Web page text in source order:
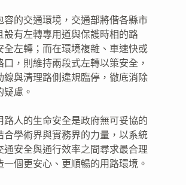
容的交通環境，交通部將偕各縣市
設有左轉專用道與保護時相的路
全左轉；而在環境複雜、車速快或
，則維持兩段式左轉以策安全，
線與清理路側違規臨停，徹底消除
慮。
路人的生命安全是政府無可妥協的
合學術界與實務界的力量，以系統
通安全與通行效率之間尋求最合理
個更安心、更順暢的用路環境。